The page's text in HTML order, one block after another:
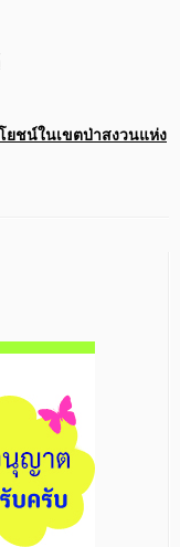
ยชน์ในเขตป่าสงวนแห่ง